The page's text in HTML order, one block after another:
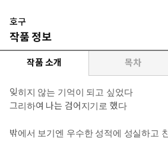
호구
작품 정보
작품 소개 목차
잊히지 않는 기억이 되고 싶었다
그리하여 나는 검어지기로 했다
밖에서 보기엔 우수한 성적에 성실하고